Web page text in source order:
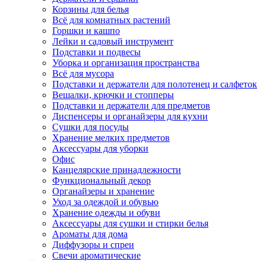
Корзины для белья
Всё для комнатных растений
Горшки и кашпо
Лейки и садовый инструмент
Подставки и подвесы
Уборка и организация пространства
Всё для мусора
Подставки и держатели для полотенец и салфеток
Вешалки, крючки и стопперы
Подставки и держатели для предметов
Диспенсеры и органайзеры для кухни
Сушки для посуды
Хранение мелких предметов
Аксессуары для уборки
Офис
Канцелярские принадлежности
Функциональный декор
Органайзеры и хранение
Уход за одеждой и обувью
Хранение одежды и обуви
Аксессуары для сушки и стирки белья
Ароматы для дома
Диффузоры и спреи
Свечи ароматические